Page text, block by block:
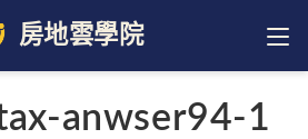
anwser94-1